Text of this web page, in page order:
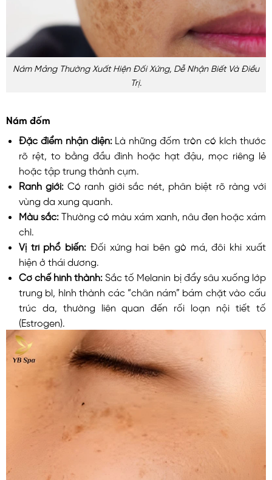
Nám Mảng Thường Xuất Hiện Đối Xứng, Dễ Nhận Biết Và Điều
Trị.
Nám đốm
Đặc điểm nhận diện:Là những đốm tròn có kích thước
rõ rệt, to bằng đầu đinh hoặc hạt đậu, mọc riêng lẻ
hoặc tập trung thành cụm.
Ranh giới: Có ranh giới sắc nét, phân biệt rõ ràng với
vùng da xung quanh.
Màu sắc:Thường có màu xám xanh, nâu đen hoặc xám
chì.
Vị trí phổ biến: Đối xứng hai bên gò má, đôi khi xuất
hiện ở thái dương.
Cơ chế hình thành: Sắc tố Melanin bị đẩy sâu xuống lớp
trung bì, hình thành các “chân nám” bám chặt vào cấu
trúc da, thường liên quan đến rối loạn nội tiết tố
(Estrogen).